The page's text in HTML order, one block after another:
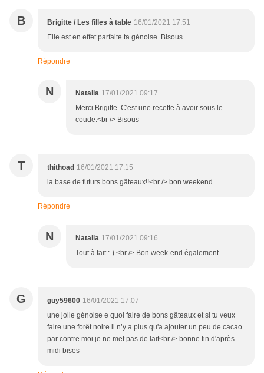
B Brigitte / Les filles à table 16/01/2021 17:51
Elle est en effet parfaite ta génoise. Bisous
Répondre
N Natalia 17/01/2021 09:17
Merci Brigitte. C'est une recette à avoir sous le
coude.<br /> Bisous
T thithoad 16/01/2021 17:15
la base de futurs bons gâteaux!!<br /> bon weekend
Répondre
N Natalia 17/01/2021 09:16
Tout à fait :-).<br /> Bon week-end également
G guy59600 16/01/2021 17:07
une jolie génoise e quoi faire de bons gâteaux et si tu veux
faire une forêt noire il n’y a plus qu'a ajouter un peu de cacao
par contre moi je ne met pas de lait<br /> bonne fin d'après-
midi bises